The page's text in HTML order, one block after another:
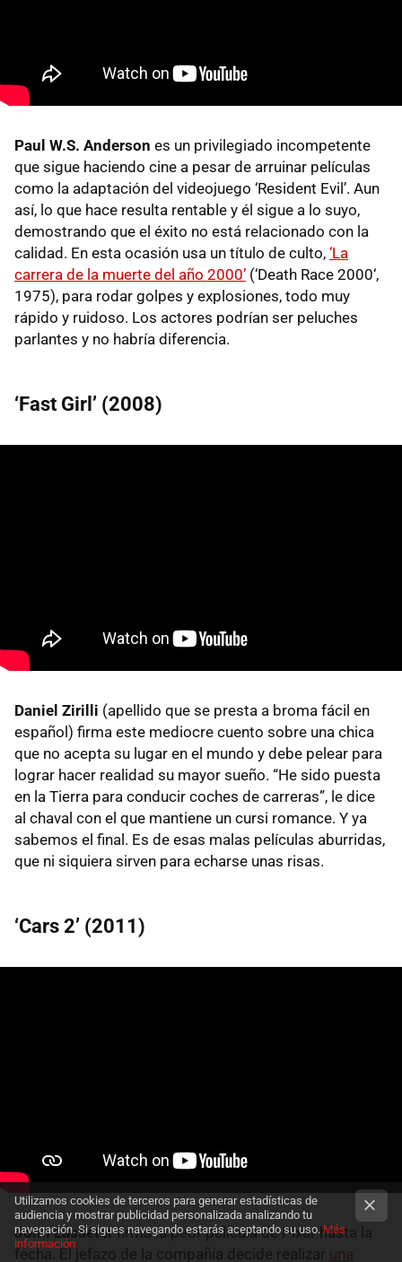
Paul W.S. Anderson es un privilegiado incompetente
que sigue haciendo cine a pesar de arruinar películas
como la adaptación del videojuego ‘Resident Evil’. Aun
así, lo que hace resulta rentable y él sigue a lo suyo,
demostrando que el éxito no está relacionado con la
calidad. En esta ocasión usa un título de culto, ‘La
carrera de la muerte del año 2000’ (‘Death Race 2000‘,
1975), para rodar golpes y explosiones, todo muy
rápido y ruidoso. Los actores podrían ser peluches
parlantes y no habría diferencia.
‘Fast Girl’ (2008)
Daniel Zirilli (apellido que se presta a broma fácil en
español) firma este mediocre cuento sobre una chica
que no acepta su lugar en el mundo y debe pelear para
lograr hacer realidad su mayor sueño. “He sido puesta
en la Tierra para conducir coches de carreras”, le dice
al chaval con el que mantiene un cursi romance. Y ya
sabemos el final. Es de esas malas películas aburridas,
que ni siquiera sirven para echarse unas risas.
‘Cars 2’ (2011)
John Lasseterfirma la peor película de Pixar hasta la
fecha. El jefazo de la compañía decide realizar una
Utilizamos cookies de terceros para generar estadísticas de
audiencia y mostrar publicidad personalizada analizando tu
navegación. Si sigues navegando estarás aceptando su uso.Más
información